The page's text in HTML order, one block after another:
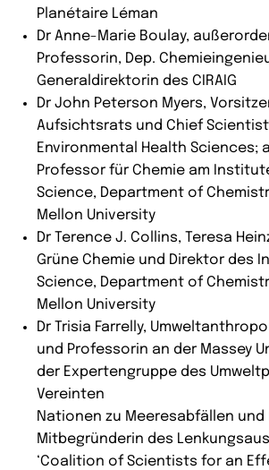
Planétaire Léman
Dr Anne-Marie Boulay,
Professorin, Dep.
Generaldirektorin des CIRAIG
Dr John Peterson Myers,
Aufsichtsrats und Chief
Environmental Health Sciences;
Professor für Chemie am
Science, Department of
Mellon University
Dr Terence J. Collins, Teresa
Grüne Chemie und Direktor des
Science, Department of
Mellon University
Dr Trisia Farrelly,
und Professorin an der Massey
der Expertengruppe des
Vereinten
Nationen zu Meeresabfällen und
Mitbegründerin des
‘Coalition of Scientists for an